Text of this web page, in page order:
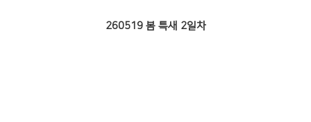
260519 봄 특새 2일차